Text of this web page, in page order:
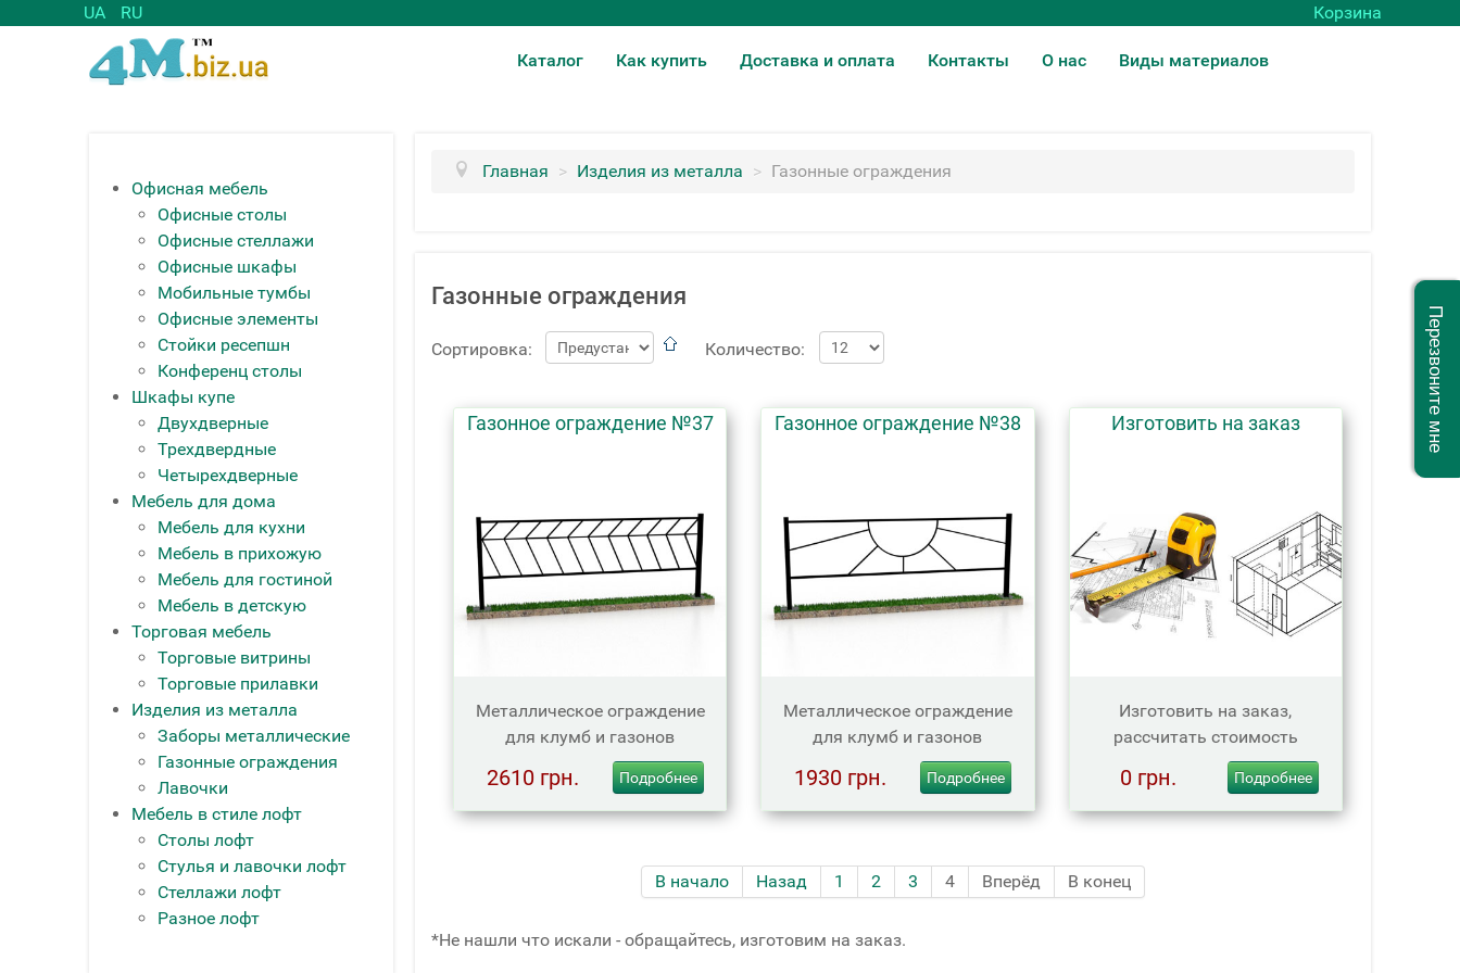
UA RU Корзина
Каталог Как купить Доставка и оплата Контакты О нас Виды материалов
Офисная мебель
Офисные столы
Офисные стеллажи
Офисные шкафы
Мобильные тумбы
Офисные элементы
Стойки ресепшн
Конференц столы
Шкафы купе
Двухдверные
Трехдвердные
Четырехдверные
Мебель для дома
Мебель для кухни
Мебель в прихожую
Мебель для гостиной
Мебель в детскую
Торговая мебель
Торговые витрины
Торговые прилавки
Изделия из металла
Заборы металлические
Газонные ограждения
Лавочки
Мебель в стиле лофт
Столы лофт
Стулья и лавочки лофт
Стеллажи лофт
Разное лофт
Главная > Изделия из металла > Газонные ограждения
Газонные ограждения
Сортировка: Количество:
Газонное ограждение №37
Металлическое ограждение
для клумб и газонов
2610 грн. Подробнее
Газонное ограждение №38
Металлическое ограждение
для клумб и газонов
1930 грн. Подробнее
Изготовить на заказ
Изготовить на заказ,
рассчитать стоимость
0 грн. Подробнее
В начало Назад 1 2 3 4 Вперёд В конец
*Не нашли что искали - обращайтесь, изготовим на заказ.
Перезвоните мне